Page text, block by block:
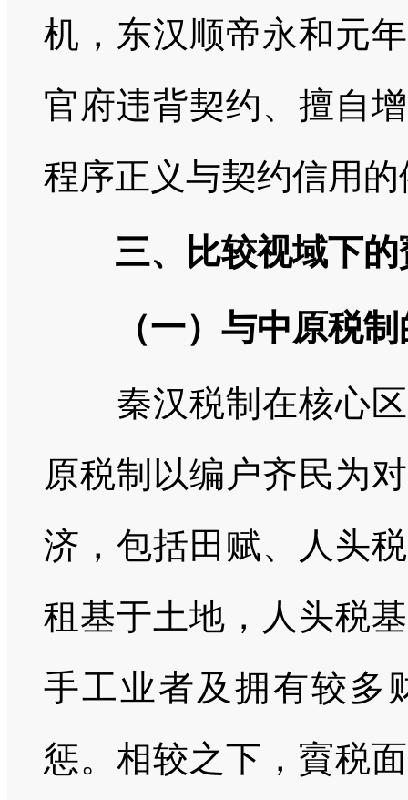
机，东汉顺帝永和元
官府违背契约、擅自
程序正义与契约信用
三、比较视域下的
（一）与中原税制
秦汉税制在核心区
原税制以编户齐民为
济，包括田赋、人头
租基于土地，人头税
手工业者及拥有较多
惩。相较之下，賨税